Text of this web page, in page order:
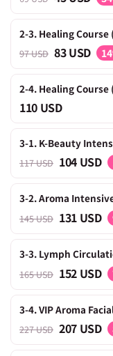
2-3. Healing Course
97 USD 83 USD
2-4. Healing
110 USD
3-1. K-Beauty
117 USD 104 USD
3-2. Aroma
145 USD 131 USD
3-3. Lymph
165 USD 152 USD
3-4. VIP Aroma
227 USD 207 USD